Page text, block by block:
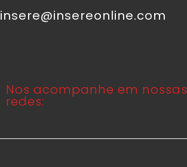
insere@insereonline.com
Nos acompanhe em nossas
redes: